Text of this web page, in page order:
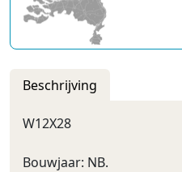
Beschrijving
W12X28
Bouwjaar: NB.